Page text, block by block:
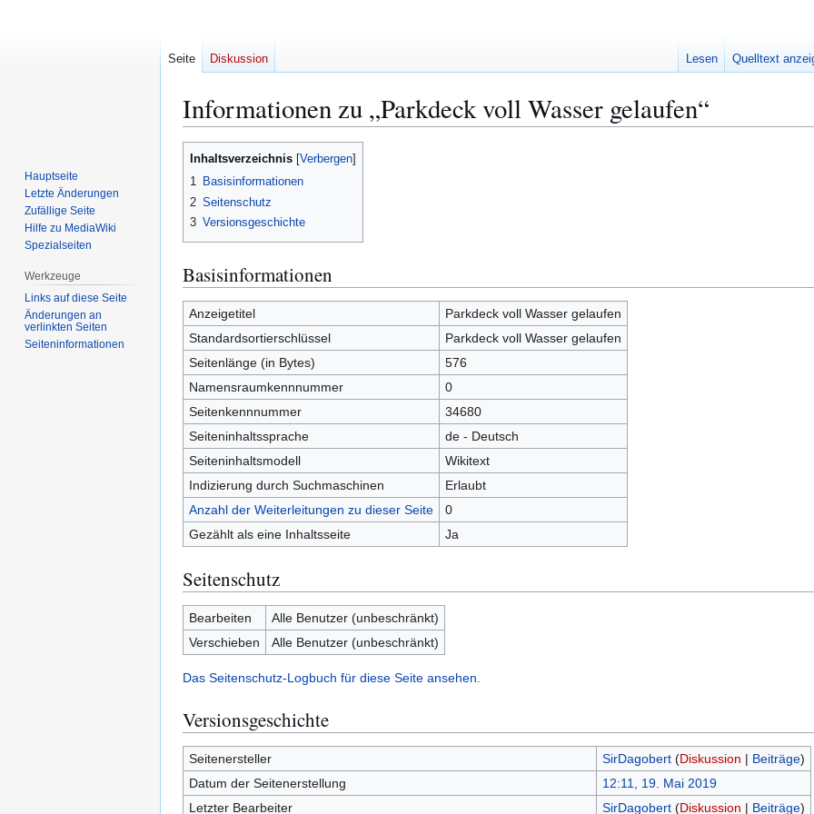
Informationen zu „Parkdeck voll Wasser gelaufen“
Zur
Zur
Inhaltsverzeichnis
1 Basisinformationen
2 Seitenschutz
3 Versionsgeschichte
Basisinformationen
Anzeigetitel
Parkdeck voll Wasser gelaufen
Standardsortierschlüssel
Parkdeck voll Wasser gelaufen
Seitenlänge (in Bytes)
576
Namensraumkennnummer
0
Seitenkennnummer
34680
Seiteninhaltssprache
de - Deutsch
Seiteninhaltsmodell
Wikitext
Indizierung durch Suchmaschinen
Erlaubt
Anzahl der Weiterleitungen zu dieser Seite
0
Gezählt als eine Inhaltsseite
Ja
Seitenschutz
Bearbeiten
Alle Benutzer (unbeschränkt)
Verschieben
Alle Benutzer (unbeschränkt)
Das Seitenschutz-Logbuch für diese Seite ansehen.
Versionsgeschichte
Seitenersteller SirDagobert (Diskussion | Beiträge)
Datum der Seitenerstellung
12:11, 19. Mai 2019
Letzter Bearbeiter
SirDagobert (Diskussion | Beiträge)
Seite Diskussion Lesen Quelltext
Hauptseite
Letzte Änderungen
Zufällige Seite
Hilfe zu MediaWiki
Spezialseiten
Werkzeuge
Links auf diese Seite
Änderungen an
verlinkten Seiten
Seiten­­informationen